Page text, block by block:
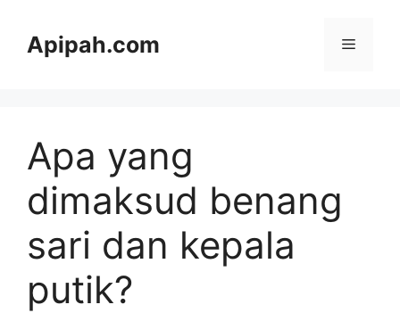
Apipah.com Menu
Apa yang
dimaksud benang
sari dan kepala
putik?